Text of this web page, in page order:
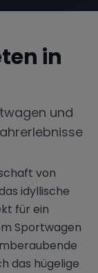
in
und
von
idyllische
für ein
Sportwagen
das hügelige